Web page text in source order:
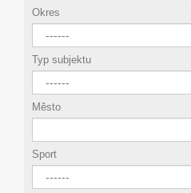
Okres
Typ subjektu
Město
Sport